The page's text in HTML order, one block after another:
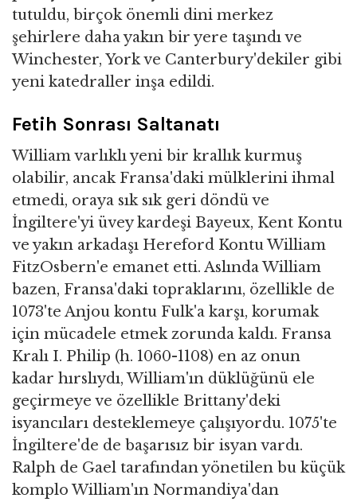
tutuldu, birçok önemli dini merkez
şehirlere daha yakın bir yere taşındı ve
Winchester, York ve Canterbury'dekiler gibi
yeni katedraller inşa edildi.
Fetih Sonrası Saltanatı
William varlıklı yeni bir krallık kurmuş
olabilir, ancak Fransa'daki mülklerini ihmal
etmedi, oraya sık sık geri döndü ve
İngiltere'yi üvey kardeşi Bayeux, Kent Kontu
ve yakın arkadaşı Hereford Kontu William
FitzOsbern'e emanet etti. Aslında William
bazen, Fransa'daki topraklarını, özellikle de
1073'te Anjou kontu Fulk'a karşı, korumak
için mücadele etmek zorunda kaldı. Fransa
Kralı I. Philip (h. 1060-1108) en az onun
kadar hırslıydı, William'ın düklüğünü ele
geçirmeye ve özellikle Brittany'deki
isyancıları desteklemeye çalışıyordu. 1075'te
İngiltere'de de başarısız bir isyan vardı.
Ralph de Gael tarafından yönetilen bu küçük
komplo William'ın Normandiya'dan